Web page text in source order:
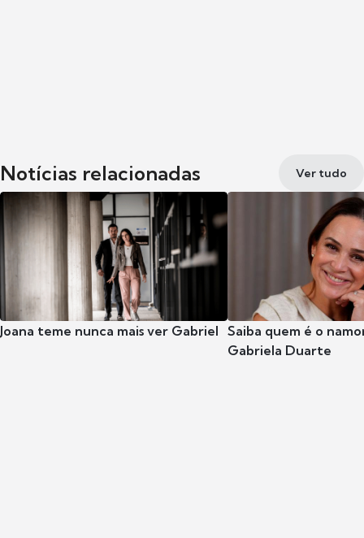
Notícias relacionadas Ver tudo
Joana teme nunca mais ver Gabriel Saiba quem é o
Gabriela Duarte